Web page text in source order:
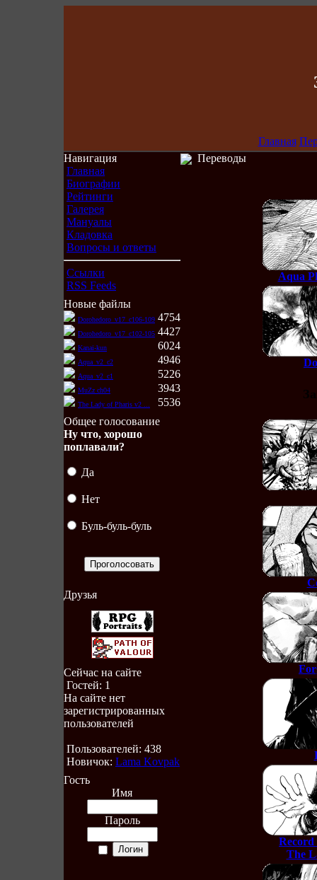
Главная
Навигация
Главная
Биографии
Рейтинги
Галерея
Мануалы
Кладовка
Вопросы и ответы
Ссылки
RSS Feeds
Новые файлы
Dorohedoro_v17_c106-109 4754
Dorohedoro_v17_c102-105 4427
Kanai-kun 6024
Aqua_v2_c2 4946
Aqua_v2_c1 5226
MuZz ch04 3943
The Lady of Pharis v2 ...
5536
Общее голосование
Ну что, хорошо
поплавали?
Да
Нет
Буль-буль-буль
Друзья
Сейчас на сайте
Гостей: 1
На сайте нет
зарегистрированных
пользователей
Пользователей: 438
Новичок: Lama Kovpak
Гость
Имя
Пароль
Переводы
Aqua
Record
The